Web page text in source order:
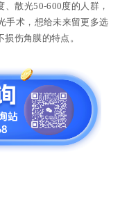
散光50-600度的人群，
手术，想给未来留更多选
伤角膜的特点。